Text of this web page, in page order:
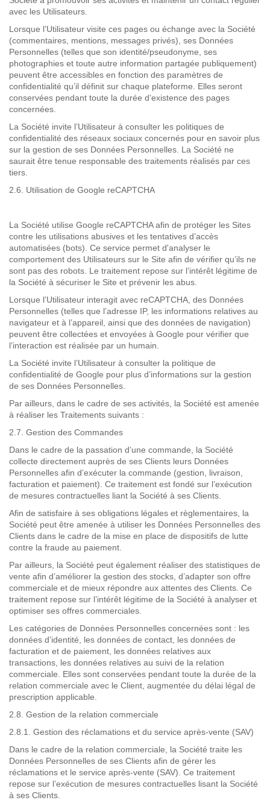
avec les Utilisateurs.
Lorsque l’Utilisateur visite ces pages ou échange avec la Société
(commentaires, mentions, messages privés), ses Données
Personnelles (telles que son identité/pseudonyme, ses
photographies et toute autre information partagée publiquement)
peuvent être accessibles en fonction des paramètres de
confidentialité qu’il définit sur chaque plateforme. Elles seront
conservées pendant toute la durée d’existence des pages
concernées.
La Société invite l’Utilisateur à consulter les politiques de
confidentialité des réseaux sociaux concernés pour en savoir plus
sur la gestion de ses Données Personnelles. La Société ne
saurait être tenue responsable des traitements réalisés par ces
tiers.
2.6. Utilisation de Google reCAPTCHA
La Société utilise Google reCAPTCHA afin de protéger les Sites
contre les utilisations abusives et les tentatives d’accès
automatisées (bots). Ce service permet d'analyser le
comportement des Utilisateurs sur le Site afin de vérifier qu’ils ne
sont pas des robots. Le traitement repose sur l’intérêt légitime de
la Société à sécuriser le Site et prévenir les abus.
Lorsque l’Utilisateur interagit avec reCAPTCHA, des Données
Personnelles (telles que l’adresse IP, les informations relatives au
navigateur et à l’appareil, ainsi que des données de navigation)
peuvent être collectées et envoyées à Google pour vérifier que
l’interaction est réalisée par un humain.
La Société invite l’Utilisateur à consulter la politique de
confidentialité de Google pour plus d’informations sur la gestion
de ses Données Personnelles.
Par ailleurs, dans le cadre de ses activités , la Société est amenée
à réaliser les Traitements suivants :
2.7. Gestion des Commandes
Dans le cadre de la passation d’une commande, la Société
collecte directement auprès de ses Clients leurs Données
Personnelles afin d’exécuter la commande (gestion, livraison,
facturation et paiement). Ce traitement est fondé sur l’exécution
de mesures contractuelles liant la Société à ses Clients.
Afin de satisfaire à ses obligations légales et règlementaires, la
Société peut être amenée à utiliser les Données Personnelles des
Clients dans le cadre de la mise en place de dispositifs de lutte
contre la fraude au paiement.
Par ailleurs, la Société peut également réaliser des statistiques de
vente afin d’améliorer la gestion des stocks, d’adapter son offre
commerciale et de mieux répondre aux attentes des Clients. Ce
traitement repose sur l’intérêt légitime de la Société à analyser et
optimiser ses offres commerciales.
Les catégories de Données Personnelles concernées sont : les
données d’identité, les données de contact, les données de
facturation et de paiement, les données relatives aux
transactions, les données relatives au suivi de la relation
commerciale. Elles sont conservées pendant toute la durée de la
relation commerciale avec le Client, augmentée du délai légal de
prescription applicable.
2.8. Gestion de la relation commerciale
2.8.1. Gestion des réclamations et du service après-vente (SAV)
Dans le cadre de la relation commerciale, la Société traite les
Données Personnelles de ses Clients afin de gérer les
réclamations et le service après-vente (SAV). Ce traitement
repose sur l’exécution de mesures contractuelles lisant la Société
à ses Clients.